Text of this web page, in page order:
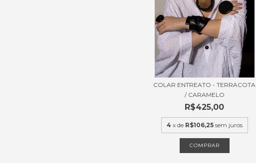
COLAR ENTREATO - TERRACOTA
/ CARAMELO
R$425,00
4 x de R$106,25 sem juros
COMPRAR